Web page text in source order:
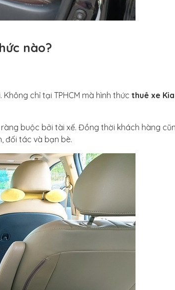
nào?
chỉ tại TPHCM mà hình thức thuê xe Kia
buộc bởi tài xế. Đồng thời khách hàng
đối tác và bạn bè.